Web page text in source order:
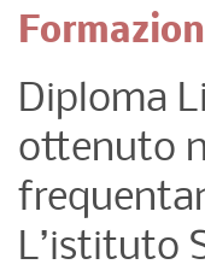
Diploma
ottenuto
L’istituto